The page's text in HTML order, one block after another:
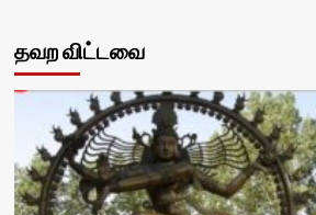
தவற விட்டவை